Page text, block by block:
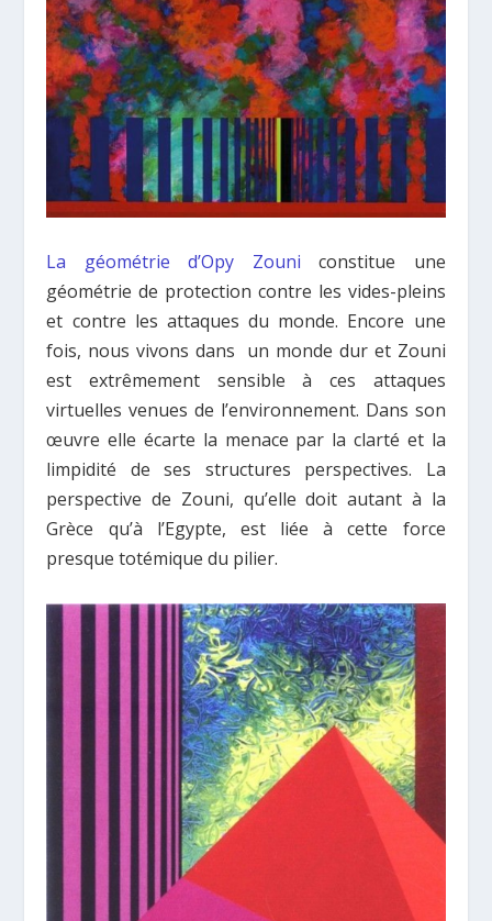
La géométrie d’Opy Zouni constitue une
géométrie de protection contre les vides-pleins
et contre les attaques du monde. Encore une
fois, nous vivons dans un monde dur et Zouni
est extrêmement sensible à ces attaques
virtuelles venues de l’environnement. Dans son
œuvre elle écarte la menace par la clarté et la
limpidité de ses structures perspectives. La
perspective de Zouni, qu’elle doit autant à la
Grèce qu’à l’Egypte, est liée à cette force
presque totémique du pilier.